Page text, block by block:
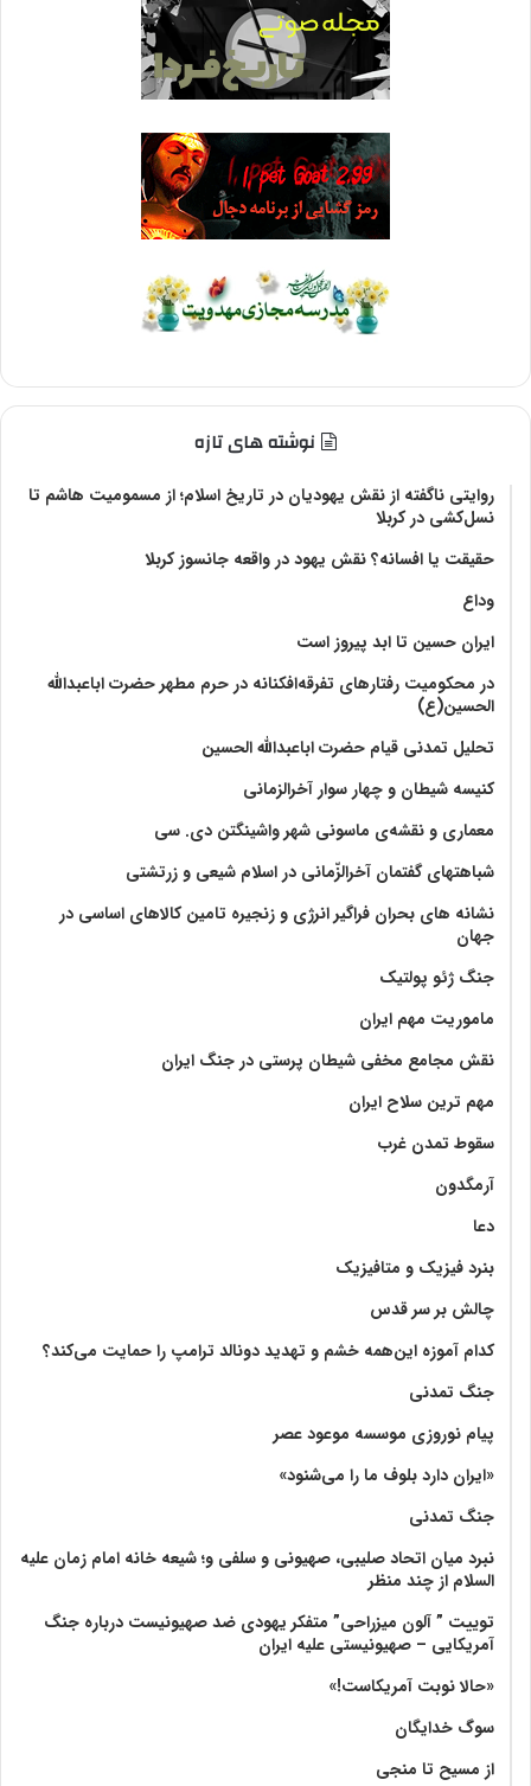
نوشته های تازه
روایتی ناگفته از نقش یهودیان در تاریخ اسلام؛ از مسمومیت هاشم تا
نسل‌کشی در کربلا
حقیقت یا افسانه؟‌ نقش یهود در واقعه جانسوز کربلا
وداع
ایران حسین تا ابد پیروز است
در محکومیت رفتارهای تفرقه‌افکنانه در حرم مطهر حضرت اباعبدالله
الحسین(ع)
تحلیل تمدنی قیام حضرت اباعبدالله الحسین
کنیسه شیطان و چهار سوار آخرالزمانی
معماری و نقشه‌ی ماسونی شهر واشينگتن دی. سی
شباهتهای گفتمان آخر‌الزّمانی در اسلام شیعی و زرتشتی
نشانه های بحران فراگیر انرژی و زنجیره تامین کالاهای اساسی در
جهان
جنگ ژئو پولتیک
ماموریت مهم ایران
نقش مجامع مخفی شیطان پرستی در جنگ ایران
مهم ترین سلاح ایران
سقوط تمدن غرب
آرمگدون
دعا
بنرد فیزیک و متافیزیک
چالش بر سر قدس
کدام آموزه این‌همه خشم و تهدید دونالد ترامپ را حمایت می‌کند؟
جنگ تمدنی
پیام نوروزی موسسه موعود عصر
«ایران دارد بلوف ما را می‌شنود»
جنگ تمدنی
نبرد میان اتحاد صلیبی، صهیونی و سلفی و؛ شیعه خانه امام زمان علیه
السلام از چند منظر
توییت ” آلون میزراحی” متفکر یهودی ضد صهیونیست درباره جنگ
آمریکایی – صهیونیستی علیه ایران
«حالا نوبت آمریکاست!»
سوگ خدایگان
از مسیح تا منجی